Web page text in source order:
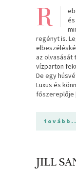
R
regényt is.
az olvasását
vízparton
De egy
Luxus és
JILL